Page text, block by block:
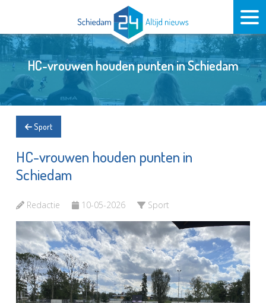
HC-vrouwen houden punten in Schiedam
Sport
HC-vrouwen houden punten in
Schiedam
Redactie 10-05-2026 Sport